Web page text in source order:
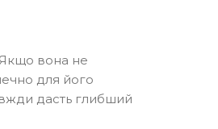
Якщо вона не
для його
дасть глибший